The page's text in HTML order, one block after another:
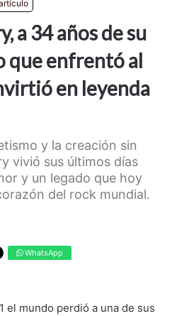
a 34 años de su
que enfrentó al
en leyenda
y la creación sin
vivió sus últimos días
y un legado que hoy
del rock mundial.
WhatsApp
el mundo perdió a una de sus